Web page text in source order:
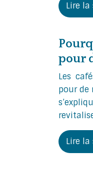
Lire la
pour
Les
pour de
Lire la